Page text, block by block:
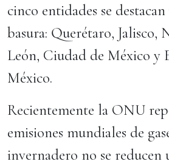
cinco entidades se
basura: Querétaro, Jalisco,
León, Ciudad de México y
México.
Recientemente la ONU
emisiones mundiales de
invernadero no se reducen